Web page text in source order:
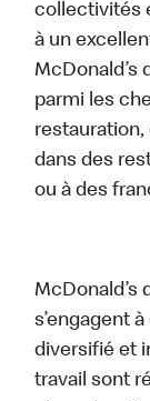
collectivités
à un
McDonald’s
parmi les
restauration,
dans des
ou à des
McDonald’s
s’engagent
diversifié et
travail sont